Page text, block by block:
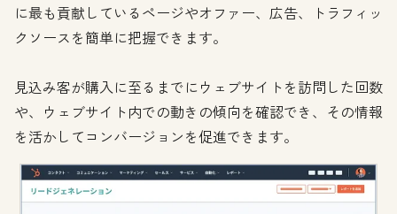
に最も貢献しているページやオファー、広告、トラフィッ
クソースを簡単に把握できます。
見込み客が購入に至るまでにウェブサイトを訪問した回数
や、ウェブサイト内での動きの傾向を確認でき、その情報
を活かしてコンバージョンを促進できます。